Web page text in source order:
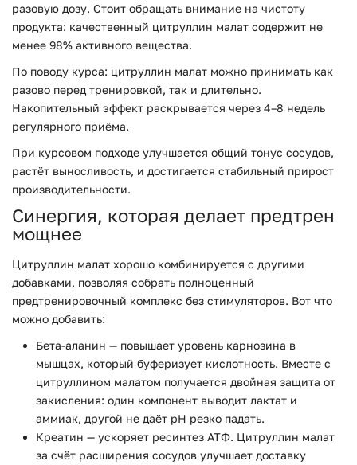
разовую дозу. Стоит обращать внимание на чистоту
продукта: качественный цитруллин малат содержит не
менее 98% активного вещества.
По поводу курса: цитруллин малат можно принимать как
разово перед тренировкой, так и длительно.
Накопительный эффект раскрывается через 4–8 недель
регулярного приёма.
При курсовом подходе улучшается общий тонус сосудов,
растёт выносливость, и достигается стабильный прирост
производительности.
Синергия, которая делает предтрен
мощнее
Цитруллин малат хорошо комбинируется с другими
добавками, позволяя собрать полноценный
предтренировочный комплекс без стимуляторов. Вот что
можно добавить:
Бета-аланин — повышает уровень карнозина в
мышцах, который буферизует кислотность. Вместе с
цитруллином малатом получается двойная защита от
закисления: один компонент выводит лактат и
аммиак, другой не даёт pH резко падать.
Креатин — ускоряет ресинтез АТФ. Цитруллин малат
за счёт расширения сосудов улучшает доставку